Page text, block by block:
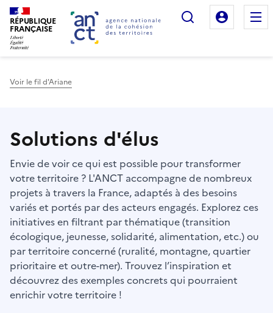
RÉPUBLIQUE
FRANÇAISE
Rechercher
Mon
Voir le fil d'Ariane
Solutions d'élus
Envie de voir ce qui est possible pour transformer
votre territoire ? L'ANCT accompagne de nombreux
projets à travers la France, adaptés à des besoins
variés et portés par des acteurs engagés. Explorez ces
initiatives en filtrant par thématique (transition
écologique, jeunesse, solidarité, alimentation, etc.) ou
par territoire concerné (ruralité, montagne, quartier
prioritaire et outre-mer). Trouvez l’inspiration et
découvrez des exemples concrets qui pourraient
enrichir votre territoire !